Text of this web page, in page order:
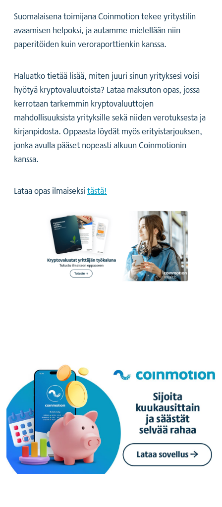
Suomalaisena toimijana Coinmotion tekee yritystilin
avaamisen helpoksi, ja autamme mielellään niin
paperitöiden kuin veroraporttienkin kanssa.
Haluatko tietää lisää, miten juuri sinun yrityksesi voisi
hyötyä kryptovaluutoista? Lataa maksuton opas, jossa
kerrotaan tarkemmin kryptovaluuttojen
mahdollisuuksista yrityksille sekä niiden verotuksesta ja
kirjanpidosta. Oppaasta löydät myös erityistarjouksen,
jonka avulla pääset nopeasti alkuun Coinmotionin
kanssa.
Lataa opas ilmaiseksitästä!